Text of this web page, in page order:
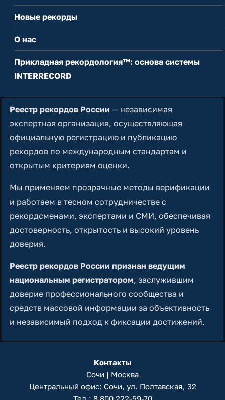
Новые рекорды
О нас
Прикладная рекордология™: основа системы
INTERRECORD
Реестр рекордов России — независимая
экспертная организация, осуществляющая
официальную регистрацию и публикацию
рекордов по международным стандартам и
открытым критериям оценки.
Мы применяем прозрачные методы верификации
и работаем в тесном сотрудничестве с
рекордсменами, экспертами и СМИ, обеспечивая
достоверность, открытость и высокий уровень
доверия.
Реестр рекордов России признан ведущим
национальным регистратором, заслужившим
доверие профессионального сообщества и
средств массовой информации за объективность
и независимый подход к фиксации достижений.
Контакты
Сочи | Москва
Центральный офис: Сочи, ул. Полтавская, 32